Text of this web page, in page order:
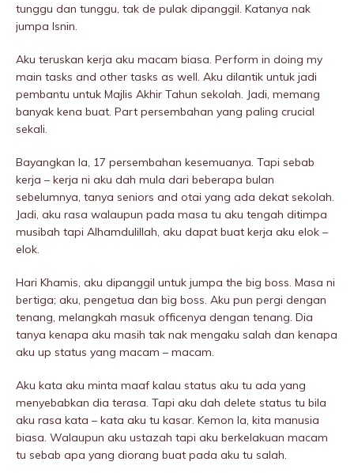
tunggu dan tunggu, tak de pulak dipanggil. Katanya nak
jumpa Isnin.
Aku teruskan kerja aku macam biasa. Perform in doing my
main tasks and other tasks as well. Aku dilantik untuk jadi
pembantu untuk Majlis Akhir Tahun sekolah. Jadi, memang
banyak kena buat. Part persembahan yang paling crucial
sekali.
Bayangkan la, 17 persembahan kesemuanya. Tapi sebab
kerja – kerja ni aku dah mula dari beberapa bulan
sebelumnya, tanya seniors and otai yang ada dekat sekolah.
Jadi, aku rasa walaupun pada masa tu aku tengah ditimpa
musibah tapi Alhamdulillah, aku dapat buat kerja aku elok –
elok.
Hari Khamis, aku dipanggil untuk jumpa the big boss. Masa ni
bertiga; aku, pengetua dan big boss. Aku pun pergi dengan
tenang, melangkah masuk officenya dengan tenang. Dia
tanya kenapa aku masih tak nak mengaku salah dan kenapa
aku up status yang macam – macam.
Aku kata aku minta maaf kalau status aku tu ada yang
menyebabkan dia terasa. Tapi aku dah delete status tu bila
aku rasa kata – kata aku tu kasar. Kemon la, kita manusia
biasa. Walaupun aku ustazah tapi aku berkelakuan macam
tu sebab apa yang diorang buat pada aku tu salah.